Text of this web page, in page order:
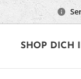
SHOP DICH